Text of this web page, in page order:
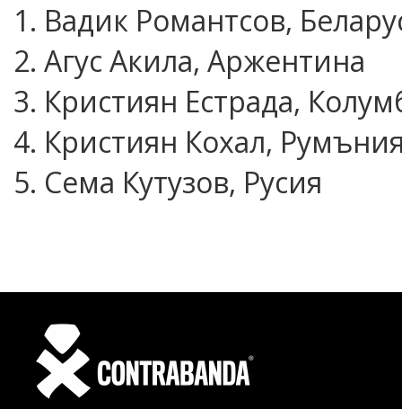
1. Вадик Романтсов,
2. Агус Акила, Аржентина
3. Кристиян Естрада,
4. Кристиян Кохал,
5. Сема Кутузов, Русия